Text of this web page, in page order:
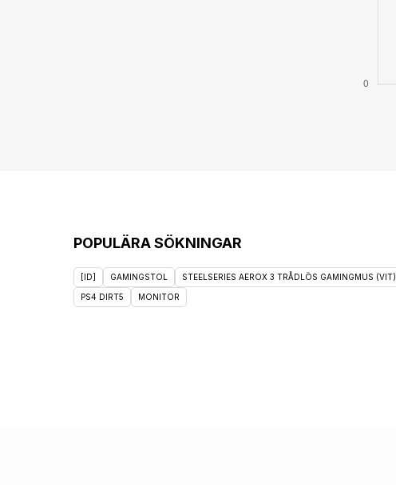
POPULÄRA SÖKNINGAR
[ID] GAMINGSTOL STEELSERIES AEROX 3 TRÅDLÖS GAMINGMUS (VIT)
PS4 DIRT5 MONITOR